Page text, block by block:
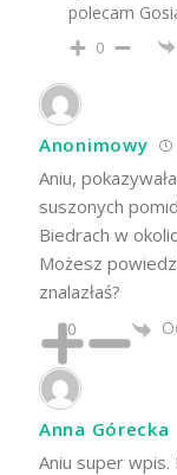
polecam
0
Anonimowy
Aniu,
suszonych
Biedrach w
Możesz
znalazłaś?
0
Anna Górecka
Aniu super wpis.